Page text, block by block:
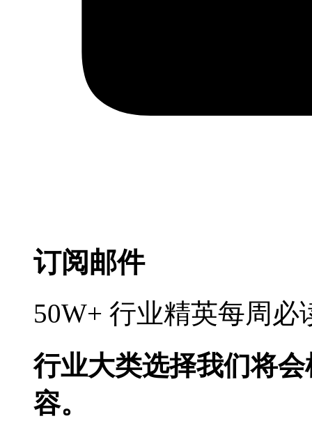
订阅邮件
50W+ 行业精英每周
行业大类选择我们将
容。